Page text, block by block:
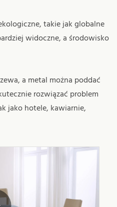
takie jak globalne
widoczne, a środowisko
a metal można poddać
rozwiązać problem
jako hotele, kawiarnie,